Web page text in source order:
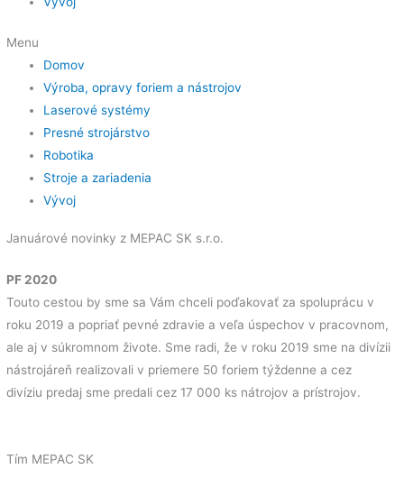
Menu
Domov
Výroba, opravy foriem a nástrojov
Laserové systémy
Presné strojárstvo
Robotika
Stroje a zariadenia
Vývoj
Januárové novinky z MEPAC SK s.r.o.
PF 2020
Touto cestou by sme sa Vám chceli poďakovať za spoluprácu v
roku 2019 a popriať pevné zdravie a veľa úspechov v pracovnom,
ale aj v súkromnom živote. Sme radi, že v roku 2019 sme na divízii
nástrojáreň realizovali v priemere 50 foriem týždenne a cez
divíziu predaj sme predali cez 17 000 ks nátrojov a prístrojov.
Tím MEPAC SK